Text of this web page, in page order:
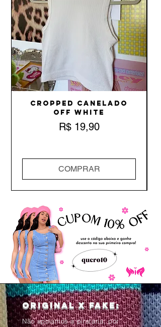
Cropped Canelado
Off White
Preço
R$ 19,90
COMPRAR
Original x Fake:
Não apoiamos a pirataria, por